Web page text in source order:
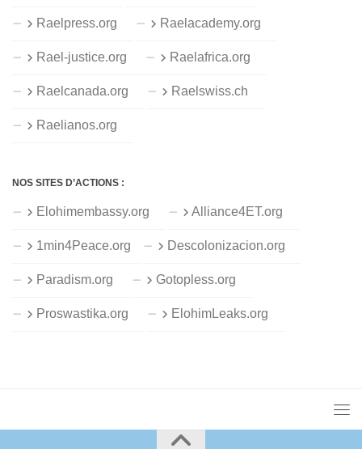
Raelpress.org Raelacademy.org
Rael-justice.org Raelafrica.org
Raelcanada.org Raelswiss.ch
Raelianos.org
NOS SITES D’ACTIONS :
Elohimembassy.org Alliance4ET.org
1min4Peace.org Descolonizacion.org
Paradism.org Gotopless.org
Proswastika.org ElohimLeaks.org